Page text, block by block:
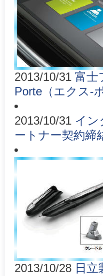
2013/10/31 富士
Porte（エクス-
2013/10/31 イン
ートナー契約締
2013/10/28 日